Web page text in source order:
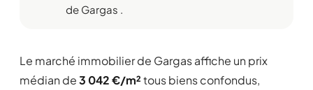
de Gargas .
Le marché immobilier de Gargas affiche un prix
médian de3 042 €/m²tous biens confondus,